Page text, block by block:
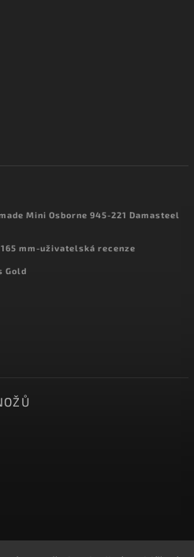
Mini Osborne 945-221 Damasteel
mm-uživatelská recenze
Gold